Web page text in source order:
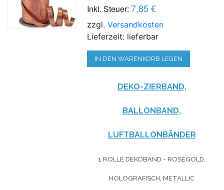
Inkl. Steuer: 7,85 €
zzgl.Versandkosten
Lieferzeit: lieferbar
IN DEN WARENKORB LEGEN
DEKO-ZIERBAND,
BALLONBAND,
LUFTBALLONBÄNDER
1 ROLLE DEKOBAND - ROSÉGOLD,
HOLOGRAFISCH, METALLIC